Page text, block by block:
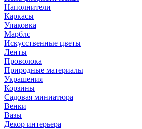
Наполнители
Каркасы
Упаковка
Марблс
Искусственные цветы
Ленты
Проволока
Природные материалы
Украшения
Корзины
Садовая миниатюра
Венки
Вазы
Декор интерьера